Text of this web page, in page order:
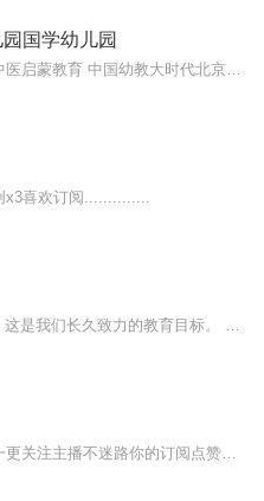
国学幼儿园
喜欢订阅..............